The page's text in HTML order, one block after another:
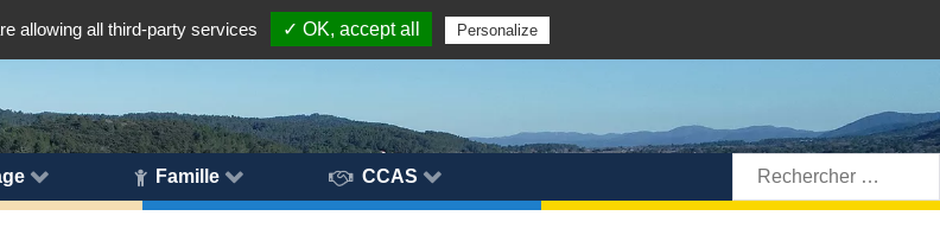
Famille CCAS
Rechercher:
allowing all third-party services ✓ OK, accept all Personalize